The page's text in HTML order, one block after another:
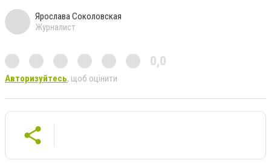
Ярослава Соколовская
Журналист
0,0
Авторизуйтесь, щоб оцінити